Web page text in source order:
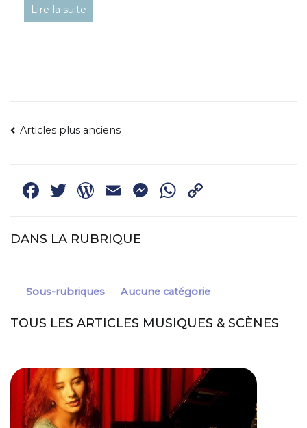
Lire la suite
NAVIGATION
Articles plus anciens
Facebook
Twitter
WordPress
EmailMessenger
WhatsApp
DANS LA RUBRIQUE
Sous-rubriques Aucune catégorie
TOUS LES ARTICLES MUSIQUES & SCÈNES